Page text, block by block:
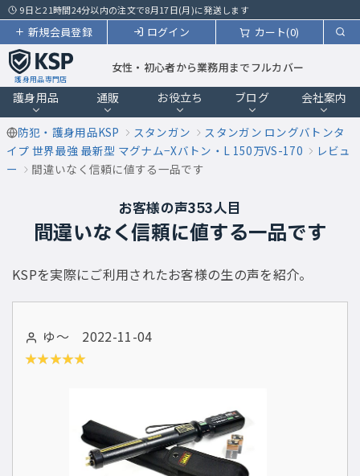
9日と21時間24分以内の注文で8月17日(月)に発送します
カート(0)
ログイン
新規会員登録
護身用品専門店
女性・初心者から業務用までフルカバー
護身用品 通販 お役立ち ブログ 会社案内
防犯・護身用品KSP スタンガン
スタンガン ロングバトンタ
イプ 世界最強 最新型 マグナム−Xバトン・L 150万VS-170
レビュ
ー
間違いなく信頼に値する一品です
お客様の声353人目
間違いなく信頼に値する一品です
KSPを実際にご利用されたお客様の生の声を紹介。
ゆ～ 2022-11-04